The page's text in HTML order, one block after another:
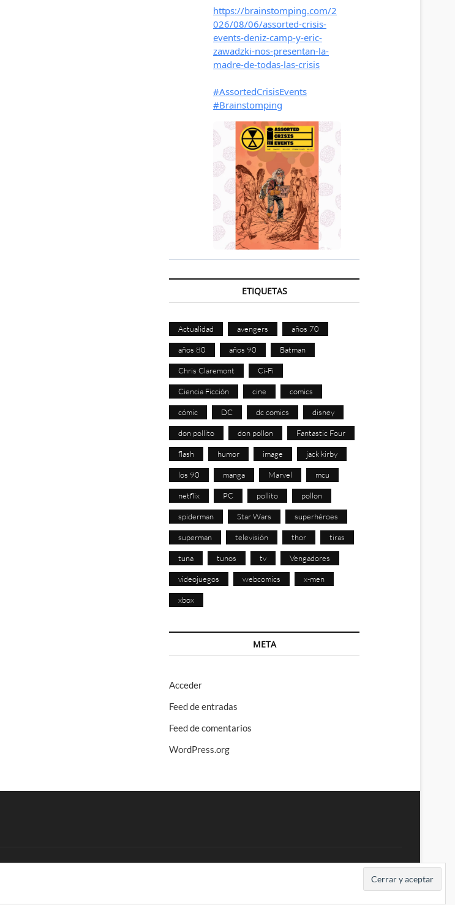
ETIQUETAS
Actualidad avengers años 70
años 80 años 90 Batman
Chris Claremont Ci-Fi
Ciencia Ficción cine comics
cómic DC dc comics disney
don pollito don pollon Fantastic Four
flash humor image jack kirby
los 90 manga Marvel mcu
netflix PC pollito pollon
spiderman Star Wars superhéroes
superman televisión thor tiras
tuna tunos tv Vengadores
videojuegos webcomics x-men
xbox
META
Acceder
Feed de entradas
Feed de comentarios
WordPress.org